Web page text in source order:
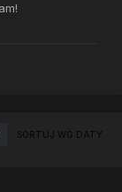
SORTUJ WG DATY